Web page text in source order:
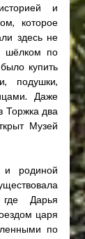
и
которое
здесь не
шёлком по
купить
подушки,
Даже
Торжка два
Музей
и родиной
где Дарья
царя
по